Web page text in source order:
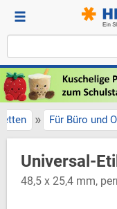
» Für Büro und
Universal-
48,5 x 25,4 mm,